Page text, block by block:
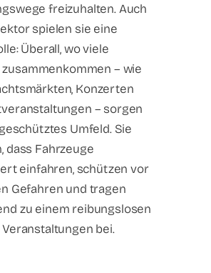
freizuhalten. Auch
spielen sie eine
Überall, wo viele
– wie
Konzerten
– sorgen
Umfeld. Sie
dass Fahrzeuge
einfahren, schützen vor
Gefahren und tragen
zu einem reibungslosen
bei.